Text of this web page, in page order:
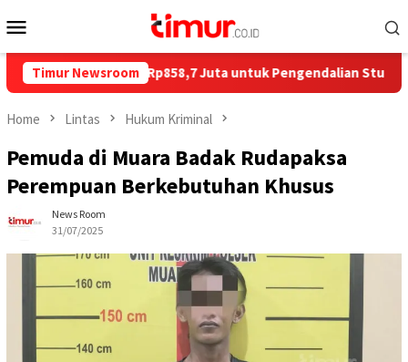
to
Menu
Timur Newsroom
Salurkan Rp858,7 Juta untuk Pengendalian Stunting di Kota
Home Lintas Hukum Kriminal
Pemuda di Muara Badak Rudapaksa
Perempuan Berkebutuhan Khusus
News Room
31/07/2025